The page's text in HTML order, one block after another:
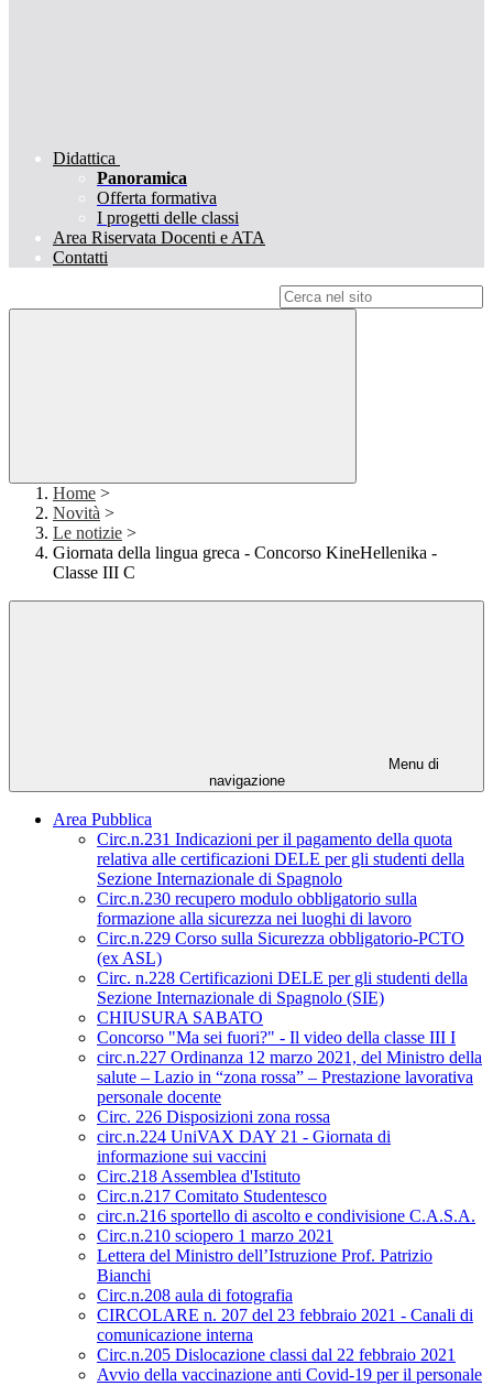
Didattica
Panoramica
Offerta formativa
I progetti delle classi
Area Riservata Docenti e ATA
Contatti
Home >
Novità >
Le notizie >
Giornata della lingua greca - Concorso KineHellenika -
Classe III C
Menu di
navigazione
Area Pubblica
Circ.n.231 Indicazioni per il pagamento della quota
relativa alle certificazioni DELE per gli studenti della
Sezione Internazionale di Spagnolo
Circ.n.230 recupero modulo obbligatorio sulla
formazione alla sicurezza nei luoghi di lavoro
Circ.n.229 Corso sulla Sicurezza obbligatorio-PCTO
(ex ASL)
Circ. n.228 Certificazioni DELE per gli studenti della
Sezione Internazionale di Spagnolo (SIE)
CHIUSURA SABATO
Concorso "Ma sei fuori?" - Il video della classe III I
circ.n.227 Ordinanza 12 marzo 2021, del Ministro della
salute – Lazio in “zona rossa” – Prestazione lavorativa
personale docente
Circ. 226 Disposizioni zona rossa
circ.n.224 UniVAX DAY 21 - Giornata di
informazione sui vaccini
Circ.218 Assemblea d'Istituto
Circ.n.217 Comitato Studentesco
circ.n.216 sportello di ascolto e condivisione C.A.S.A.
Circ.n.210 sciopero 1 marzo 2021
Lettera del Ministro dell’Istruzione Prof. Patrizio
Bianchi
Circ.n.208 aula di fotografia
CIRCOLARE n. 207 del 23 febbraio 2021 - Canali di
comunicazione interna
Circ.n.205 Dislocazione classi dal 22 febbraio 2021
Avvio della vaccinazione anti Covid-19 per il personale